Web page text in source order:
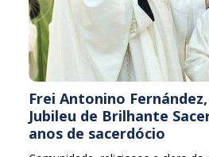
Frei Antonino
Jubileu de Brilhante
anos de sacerdócio